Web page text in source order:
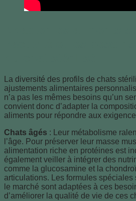
La diversité des profils de chats
ajustements alimentaires
n’a pas les mêmes besoins qu’un
convient donc d’adapter la
aliments pour répondre aux
Chats âgés : Leur métabolisme
l’âge. Pour préserver leur masse
alimentation riche en protéines est
également veiller à intégrer des
comme la glucosamine et la
articulations. Les formules
le marché sont adaptées à ces
d’améliorer la qualité de vie de ces